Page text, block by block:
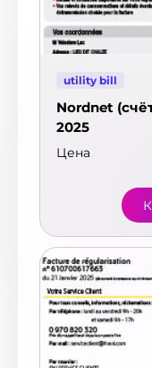
utility bill
Nordnet
2025
Цена